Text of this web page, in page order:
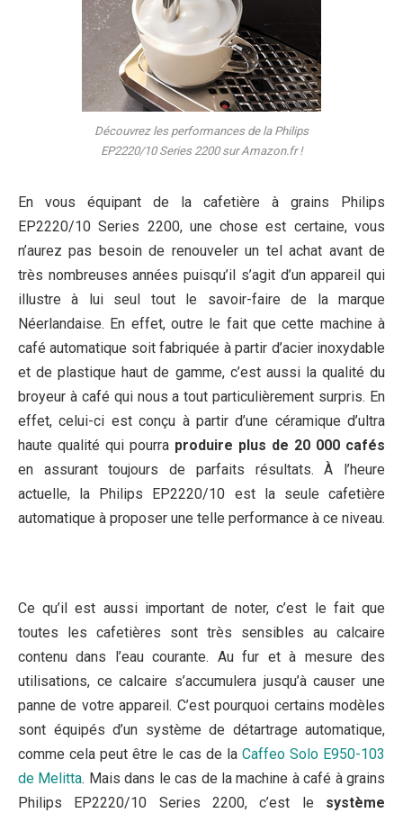
Découvrez les performances de la Philips
EP2220/10 Series 2200 sur Amazon.fr !
En vous équipant de la cafetière à grains Philips
EP2220/10 Series 2200, une chose est certaine, vous
n’aurez pas besoin de renouveler un tel achat avant de
très nombreuses années puisqu’il s’agit d’un appareil qui
illustre à lui seul tout le savoir-faire de la marque
Néerlandaise. En effet, outre le fait que cette machine à
café automatique soit fabriquée à partir d’acier inoxydable
et de plastique haut de gamme, c’est aussi la qualité du
broyeur à café qui nous a tout particulièrement surpris. En
effet, celui-ci est conçu à partir d’une céramique d’ultra
haute qualité qui pourra produire plus de 20 000 cafés
en assurant toujours de parfaits résultats. À l’heure
actuelle, la Philips EP2220/10 est la seule cafetière
automatique à proposer une telle performance à ce niveau.
Ce qu’il est aussi important de noter, c’est le fait que
toutes les cafetières sont très sensibles au calcaire
contenu dans l’eau courante. Au fur et à mesure des
utilisations, ce calcaire s’accumulera jusqu’à causer une
panne de votre appareil. C’est pourquoi certains modèles
sont équipés d’un système de détartrage automatique,
comme cela peut être le cas de la Caffeo Solo E950-103
de Melitta. Mais dans le cas de la machine à café à grains
Philips EP2220/10 Series 2200, c’est le système